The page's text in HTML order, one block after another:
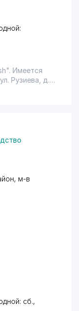
Имеется
Рузиева, д.
, м-в
сб.,